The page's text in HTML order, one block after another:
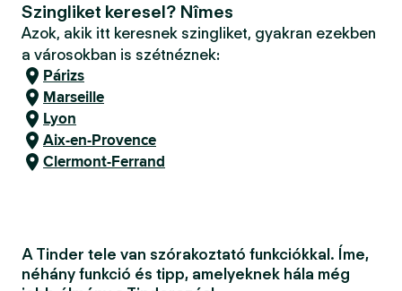
Szingliket keresel? Nîmes
Azok, akik itt keresnek szingliket, gyakran ezekben
a városokban is szétnéznek:
Párizs
Marseille
Lyon
Aix-en-Provence
Clermont-Ferrand
A Tinder tele van szórakoztató funkciókkal. Íme,
néhány funkció és tipp, amelyeknek hála még